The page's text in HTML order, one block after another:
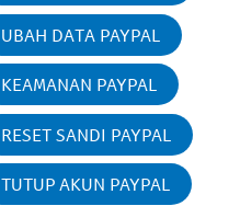
UBAH DATA PAYPAL
KEAMANAN PAYPAL
RESET SANDI PAYPAL
TUTUP AKUN PAYPAL